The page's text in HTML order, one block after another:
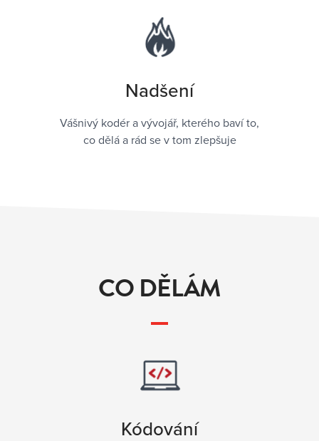
Nadšení
Vášnivý kodér a vývojář, kterého baví to,
co dělá a rád se v tom zlepšuje
CO DĚLÁM
Kódování